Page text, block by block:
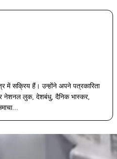
में सक्रिय हैं। उन्होंने अपने पत्रकारिता
नेशनल लुक, देशबंधु, दैनिक भास्कर,